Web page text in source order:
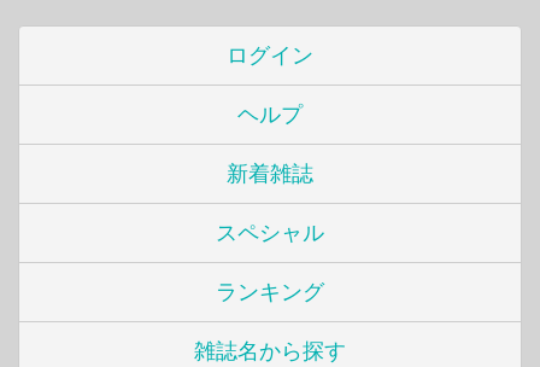
ログイン
ヘルプ
新着雑誌
スペシャル
ランキング
雑誌名から探す